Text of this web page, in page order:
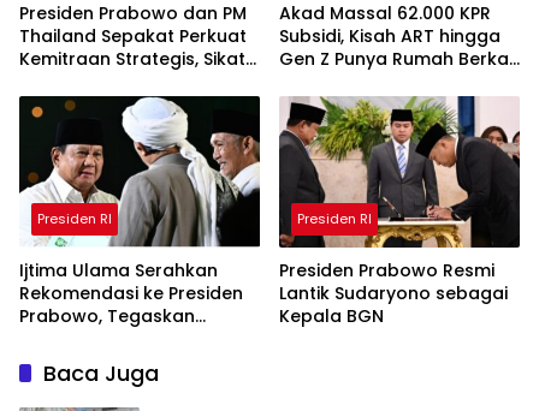
Presiden Prabowo dan PM
Thailand Sepakat Perkuat
Kemitraan Strategis, Sikat
Akad Massal 62.000 KPR
Subsidi, Kisah ART hingga
Gen Z Punya Rumah Berkat
Presiden RI
Ijtima Ulama Serahkan
Rekomendasi ke Presiden
Prabowo, Tegaskan
Pembangunan Nasional
Presiden RI
Presiden Prabowo Resmi
Lantik Sudaryono sebagai
Kepala BGN
Baca Juga